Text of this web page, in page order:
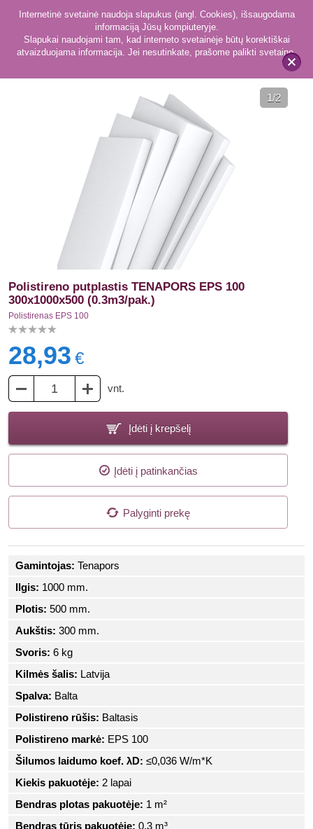
x
Internetinė svetainė naudoja slapukus (angl. Cookies), išsaugodama
informaciją Jūsų kompiuteryje.
Slapukai naudojami tam, kad interneto svetainėje būtų korektiškai
atvaizduojama informacija. Jei nesutinkate, prašome palikti svetainę.
Polistirenas EPS 100 41
1/2
Polistireno putplastis TENAPORS EPS 100
300x1000x500 (0.3m3/pak.)
Polistirenas EPS 100
28,93 €
vnt.
Įdėti į krepšelį
Įdėti į patinkančias
Palyginti prekę
Gamintojas: Tenapors
Ilgis: 1000 mm.
Plotis: 500 mm.
Aukštis: 300 mm.
Svoris: 6 kg
Kilmės šalis: Latvija
Spalva: Balta
Polistireno rūšis: Baltasis
Polistireno markė: EPS 100
Šilumos laidumo koef. λD: ≤0,036 W/m*K
Kiekis pakuotėje: 2 lapai
Bendras plotas pakuotėje: 1 m²
Bendras tūris pakuotėje: 0,3 m³